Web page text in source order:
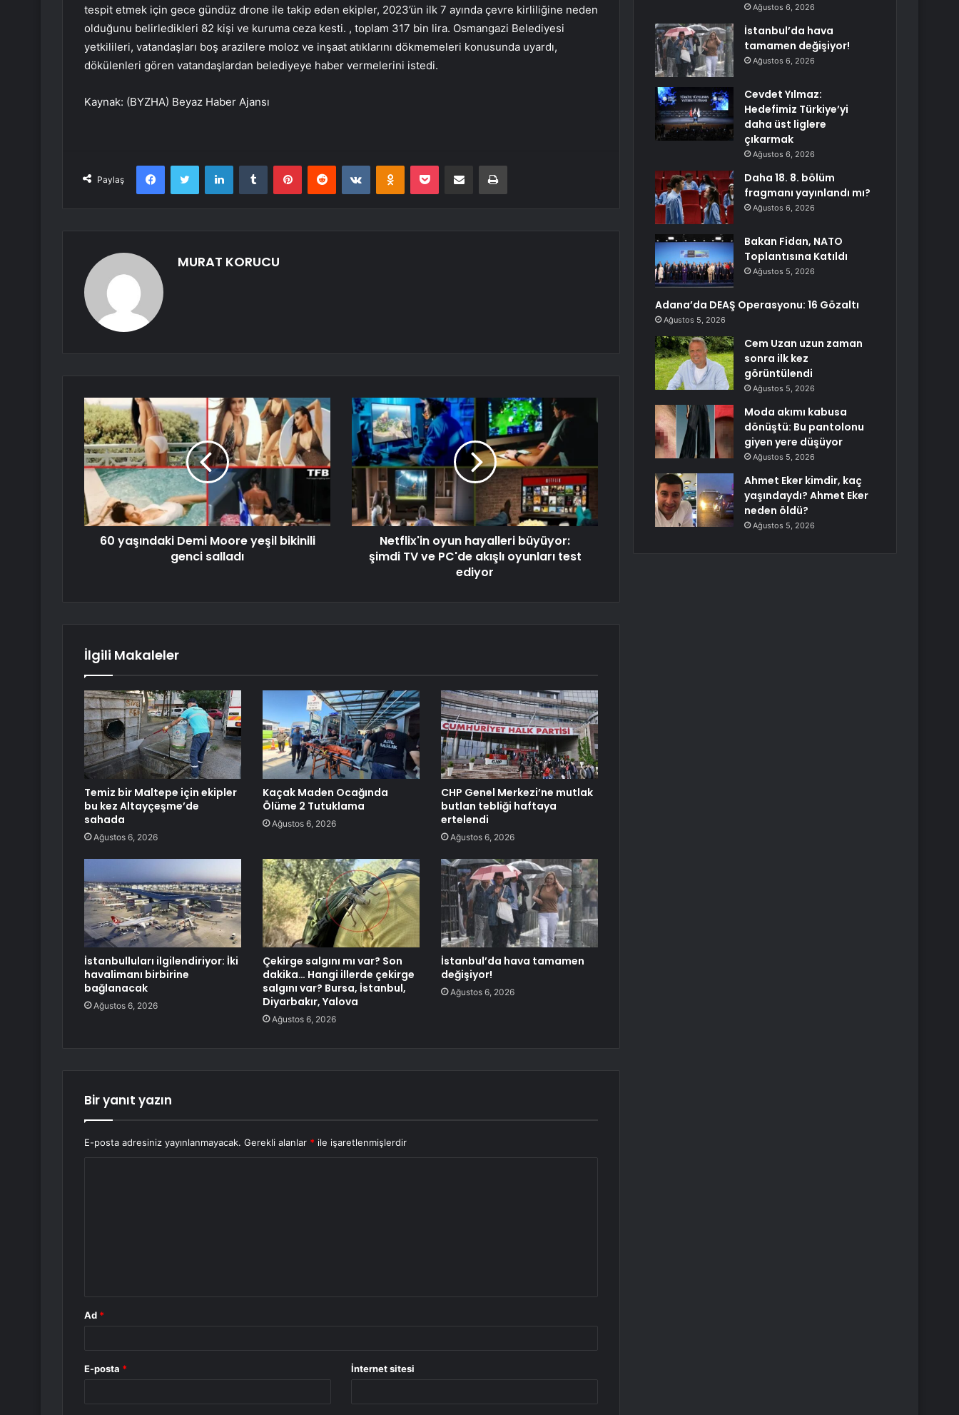
tespit etmek için gece gündüz drone ile takip eden ekipler, 2023’ün ilk 7 ayında çevre kirliliğine neden
olduğunu belirledikleri 82 kişi ve kuruma ceza kesti. , toplam 317 bin lira. Osmangazi Belediyesi
yetkilileri, vatandaşları boş arazilere moloz ve inşaat atıklarını dökmemeleri konusunda uyardı,
dökülenleri gören vatandaşlardan belediyeye haber vermelerini istedi.
Kaynak: (BYZHA) Beyaz Haber Ajansı
Paylaş
FacebookTwitter LinkedInTumblr PinterestReddit VKontakteOdnoklassniki
Pocket E-Posta ile paylaş Yazdır
MURAT KORUCU
60 yaşındaki Demi Moore yeşil bikinili
genci salladı
Netflix'in oyun hayalleri büyüyor:
şimdi TV ve PC'de akışlı oyunları test
ediyor
İlgili Makaleler
Temiz bir Maltepe için ekipler
bu kez Altayçeşme’de
sahada
Ağustos 6, 2026
Kaçak Maden Ocağında
Ölüme 2 Tutuklama
Ağustos 6, 2026
CHP Genel Merkezi’ne mutlak
butlan tebliği haftaya
ertelendi
Ağustos 6, 2026
İstanbulluları ilgilendiriyor: İki
havalimanı birbirine
bağlanacak
Ağustos 6, 2026
Çekirge salgını mı var? Son
dakika… Hangi illerde çekirge
salgını var? Bursa, İstanbul,
Diyarbakır, Yalova
Ağustos 6, 2026
İstanbul’da hava tamamen
değişiyor!
Ağustos 6, 2026
Bir yanıt yazın
E-posta adresiniz yayınlanmayacak. Gerekli alanlar * ile işaretlenmişlerdir
Ad *
E-posta * İnternet sitesi
Ağustos 6, 2026
İstanbul’da hava
tamamen değişiyor!
Ağustos 6, 2026
Cevdet Yılmaz:
Hedefimiz Türkiye’yi
daha üst liglere
çıkarmak
Ağustos 6, 2026
Daha 18. 8. bölüm
fragmanı yayınlandı mı?
Ağustos 6, 2026
Bakan Fidan, NATO
Toplantısına Katıldı
Ağustos 5, 2026
Adana’da DEAŞ Operasyonu: 16 Gözaltı
Ağustos 5, 2026
Cem Uzan uzun zaman
sonra ilk kez
görüntülendi
Ağustos 5, 2026
Moda akımı kabusa
dönüştü: Bu pantolonu
giyen yere düşüyor
Ağustos 5, 2026
Ahmet Eker kimdir, kaç
yaşındaydı? Ahmet Eker
neden öldü?
Ağustos 5, 2026